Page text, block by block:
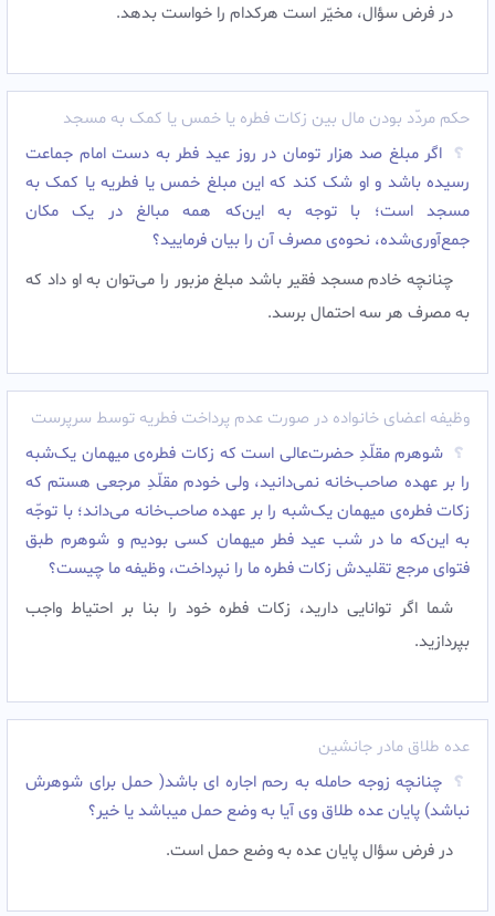
در فرض سؤال، مخیّر است هرکدام را خواست بدهد.
حکم مردّد بودن مال بین زکات فطره یا خمس یا کمک به مسجد
اگر مبلغ صد هزار تومان در روز عید فطر به دست امام جماعت
رسیده باشد و او شک کند که این مبلغ خمس یا فطریه یا کمک به
مسجد است؛ با توجه به این‌که همه مبالغ در یک مکان
جمع‌آوری‌شده، نحوه‌ی مصرف آن را بیان فرمایید؟
چنانچه خادم مسجد فقیر باشد مبلغ مزبور را می‌توان به او داد که
به مصرف هر سه احتمال برسد.
وظیفه اعضای خانواده در صورت عدم پرداخت فطریه توسط سرپرست
شوهرم مقلّدِ حضرت‌عالی است که زکات فطره‌ی میهمان ‌یک‌شبه
را بر عهده صاحب‌خانه نمى‌دانید، ولى خودم مقلّدِ مرجعى هستم که
زکات فطره‌ی میهمان ‌یک‌شبه را بر عهده صاحب‌خانه مى‌داند؛ با توجّه
به این‌که ما در شب عید فطر میهمان کسى بودیم و شوهرم طبق
فتواى مرجع تقلیدش زکات فطره ما را نپرداخت، وظیفه ما چیست؟
شما اگر توانایى دارید، زکات فطره خود را بنا بر احتیاط واجب
بپردازید.
عده طلاق مادر جانشین
چنانچه زوجه حامله به رحم اجاره ای باشد( حمل برای شوهرش
نباشد) پایان عده طلاق وی آیا به وضع حمل میباشد یا خیر؟
در فرض سؤال پایان عده به وضع حمل است.